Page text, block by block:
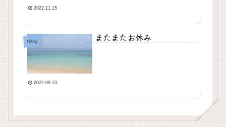
2022.11.15
blog またまたお休み
2022.09.13